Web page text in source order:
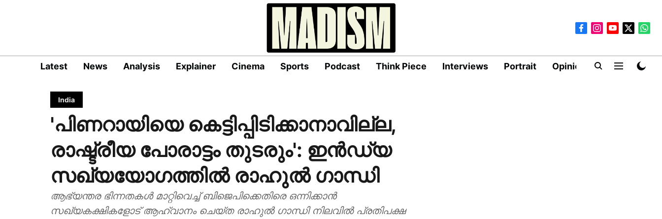
Latest News Analysis Explainer Cinema Sports Podcast Think Piece Interviews Portrait Opinion MDLF 2026
India
'പിണറായിയെ കെട്ടിപ്പിടിക്കാനാവില്ല,
രാഷ്ട്രീയ പോരാട്ടം തുടരും': ഇന്‍ഡ്യ
സഖ്യയോഗത്തില്‍ രാഹുല്‍ ഗാന്ധി
ആഭ്യന്തര ഭിന്നതകള്‍ മാറ്റിവെച്ച് ബിജെപിക്കെതിരെ ഒന്നിക്കാന്‍
സഖ്യകക്ഷികളോട് ആഹ്വാനം ചെയ്ത രാഹുല്‍ ഗാന്ധി നിലവില്‍ പ്രതിപക്ഷ